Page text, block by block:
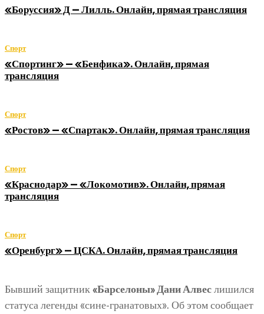
«Боруссия» Д — Лилль. Онлайн, прямая трансляция
Спорт
«Спортинг» — «Бенфика». Онлайн, прямая
трансляция
Спорт
«Ростов» — «Спартак». Онлайн, прямая трансляция
Спорт
«Краснодар» — «Локомотив». Онлайн, прямая
трансляция
Спорт
«Оренбург» — ЦСКА. Онлайн, прямая трансляция
Бывший защитник«Барселоны» Дани Алвеслишился
статуса легенды «сине-гранатовых». Об этом сообщает